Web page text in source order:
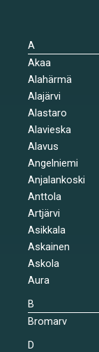
A
Akaa
Alahärmä
Alajärvi
Alastaro
Alavieska
Alavus
Angelniemi
Anjalankoski
Anttola
Artjärvi
Asikkala
Askainen
Askola
Aura
B
Bromarv
D